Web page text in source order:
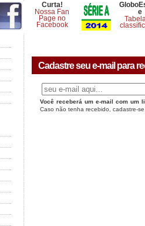
Curta!
Nossa Fan
Page no
Facebook
e
Cadastre seu e-mail para
Você receberá um e-mail com um
Caso não tenha recebido, cadastre-